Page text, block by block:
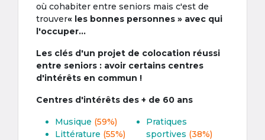
où cohabiter entre seniors mais c'est de
trouver« les bonnes personnes » avec qui
l'occuper...
Les clés d'un projet de colocation réussi
entre seniors : avoir certains centres
d'intérêts en commun !
Centres d'intérêts des + de 60 ans
Musique (59%)
Littérature (55%)
Pratiques
sportives (38%)